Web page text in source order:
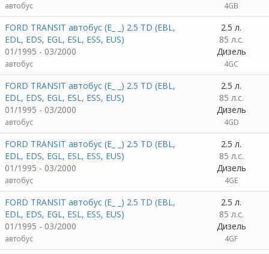
автобус 4GB
FORD TRANSIT автобус (E_ _) 2.5 TD (EBL,
EDL, EDS, EGL, ESL, ESS, EUS)
01/1995 - 03/2000
автобус
2.5 л.
85 л.с.
Дизель
4GC
FORD TRANSIT автобус (E_ _) 2.5 TD (EBL,
EDL, EDS, EGL, ESL, ESS, EUS)
01/1995 - 03/2000
автобус
2.5 л.
85 л.с.
Дизель
4GD
FORD TRANSIT автобус (E_ _) 2.5 TD (EBL,
EDL, EDS, EGL, ESL, ESS, EUS)
01/1995 - 03/2000
автобус
2.5 л.
85 л.с.
Дизель
4GE
FORD TRANSIT автобус (E_ _) 2.5 TD (EBL,
EDL, EDS, EGL, ESL, ESS, EUS)
01/1995 - 03/2000
автобус
2.5 л.
85 л.с.
Дизель
4GF